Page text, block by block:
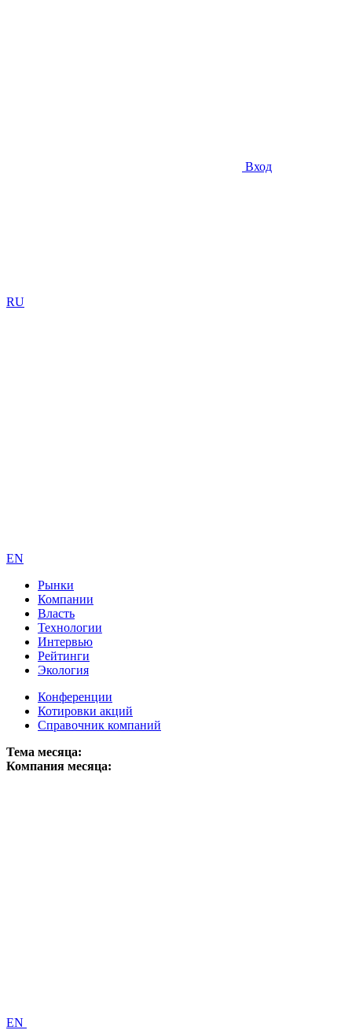
Вход
RU
EN
Рынки
Компании
Власть
Технологии
Интервью
Рейтинги
Экология
Конференции
Котировки акций
Справочник компаний
Тема месяца:
Компания месяца:
EN